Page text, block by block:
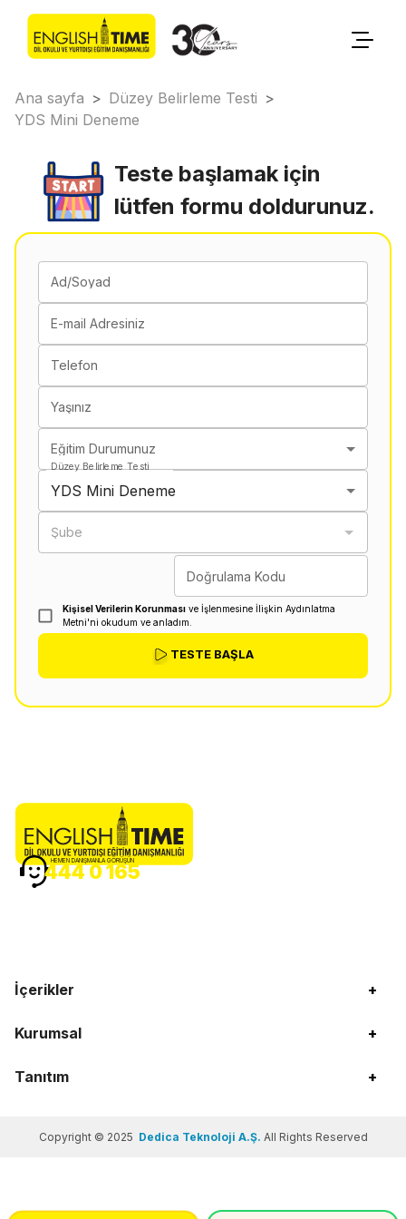
Ana sayfa > Düzey Belirleme Testi >
YDS Mini Deneme
Teste başlamak için
lütfen formu doldurunuz.
Ad/Soyad
E-mail Adresiniz
Telefon
Yaşınız
Eğitim Durumunuz
Düzey Belirleme Testi
YDS Mini Deneme
Şube
Doğrulama Kodu
Kişisel Verilerin Korunması ve İşlenmesine İlişkin Aydınlatma
Metni'ni okudum ve anladım.
TESTE BAŞLA
İçerikler +
Kurumsal +
Tanıtım +
HEMEN DANIŞMANLA GÖRÜŞÜN
444 0 165
Copyright © 2025 Dedica Teknoloji A.Ş. All Rights Reserved